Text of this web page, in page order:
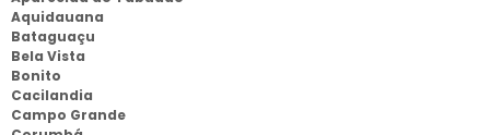
Aquidauana
Bataguaçu
Bela Vista
Bonito
Cacilandia
Campo Grande